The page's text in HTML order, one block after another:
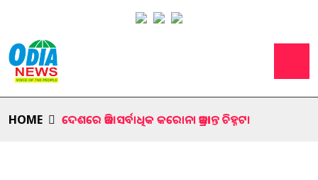
HOME ଦେଶରେ ଆଜି ସର୍ବାଧିକ କରୋନା ଆକ୍ରାନ୍ତ ଚିହ୍ନଟ।